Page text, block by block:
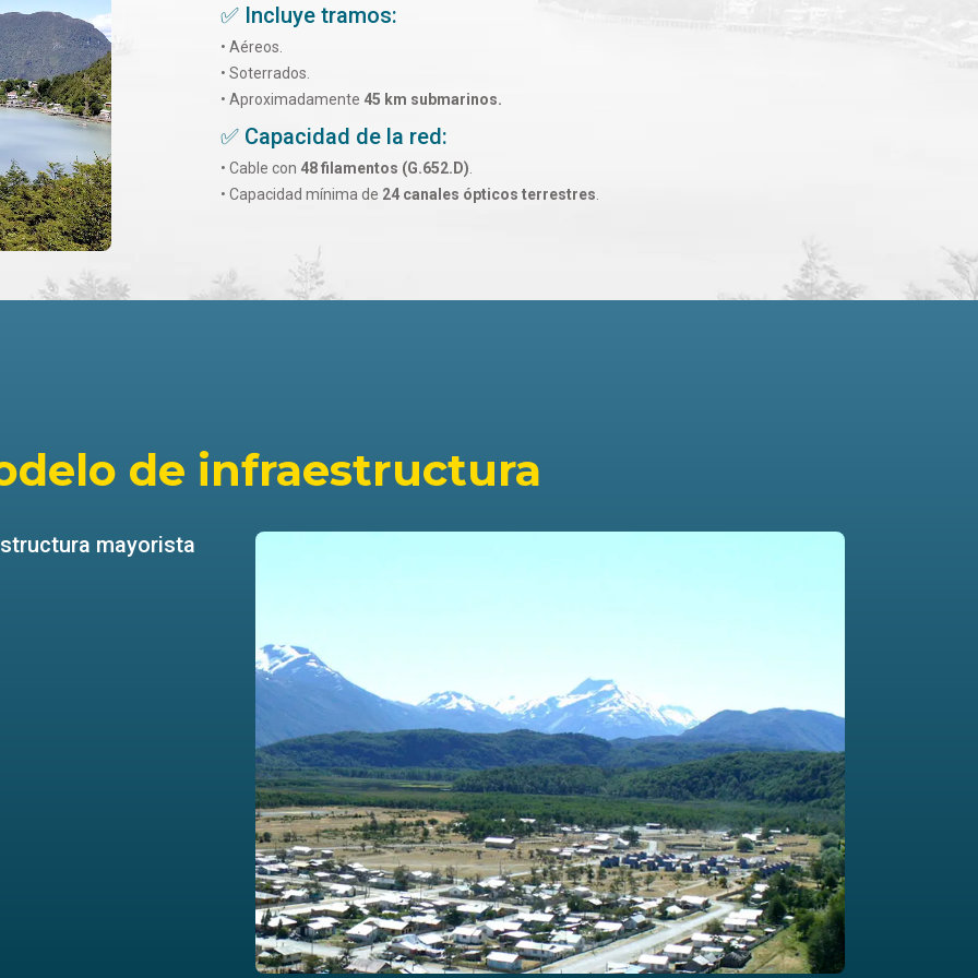
✅ Incluye tramos:
• Aéreos.
• Soterrados.
• Aproximadamente 45 km submarinos.
✅ Capacidad de la red:
• Cable con 48 filamentos (G.652.D)
• Capacidad mínima de 24 canales ópticos terrestres
de infraestructura
mayorista